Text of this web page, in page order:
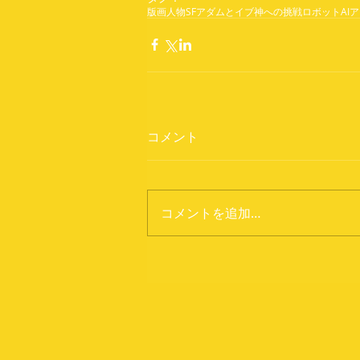
版画人物SFアダムとイブ神への挑戦ロボットAI
コメント
コメントを追加…